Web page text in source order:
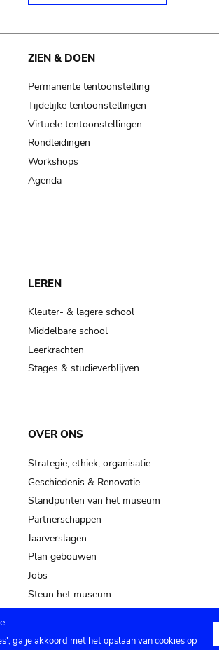
ZIEN & DOEN
Permanente tentoonstelling
Tijdelijke tentoonstellingen
Virtuele tentoonstellingen
Rondleidingen
Workshops
Agenda
LEREN
Kleuter- & lagere school
Middelbare school
Leerkrachten
Stages & studieverblijven
OVER ONS
Strategie, ethiek, organisatie
Geschiedenis & Renovatie
Standpunten van het museum
Partnerschappen
Jaarverslagen
Plan gebouwen
Jobs
Steun het museum
ga je akkoord met het opslaan van cookies op